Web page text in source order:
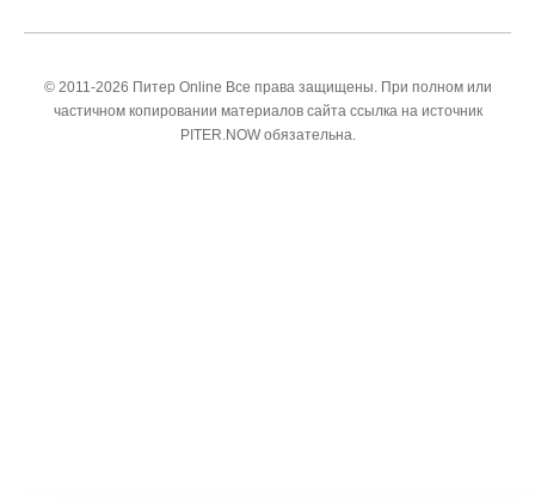
© 2011-2026 Питер Online Все права защищены. При полном или
частичном копировании материалов сайта ссылка на источник
PITER.NOW обязательна.